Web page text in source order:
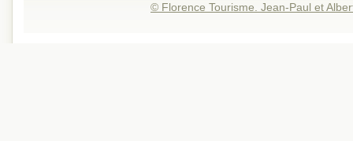
© Florence Tourisme. Jean-Paul et